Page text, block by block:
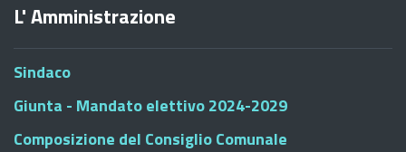
L' Amministrazione
Sindaco
Giunta - Mandato elettivo 2024-2029
Composizione del Consiglio Comunale